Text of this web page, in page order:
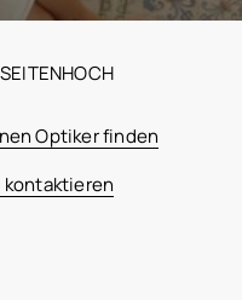
SEITENHOCH
Optiker finden
kontaktieren